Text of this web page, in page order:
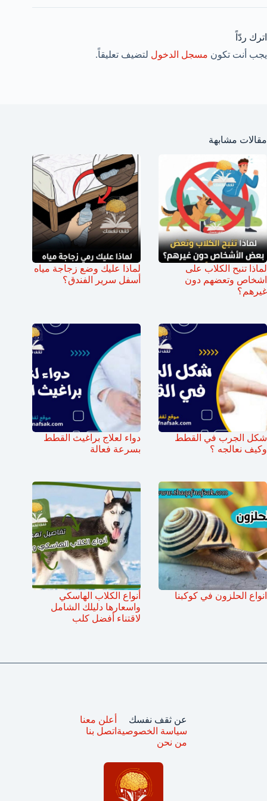
اترك ردّاً
يجب أنت تكون مسجل الدخول لتضيف تعليقاً.
مقالات مشابهة
لماذا تنبح الكلاب على
اشخاص وتعضهم دون
غيرهم؟
لماذا عليك وضع زجاجة مياه
أسفل سرير الفندق؟
شكل الجرب في القطط
وكيف نعالجه ؟
دواء لعلاج براغيث القطط
بسرعة فعالة
انواع الحلزون في كوكبنا
أنواع الكلاب الهاسكي
واسعارها دليلك الشامل
لاقتناء أفضل كلب
عن ثقف نفسك
سياسة الخصوصية
من نحن
أعلن معنا
اتصل بنا